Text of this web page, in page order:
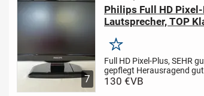
7
Philips Full HD Pixel-
Lautsprecher, TOP
Buchsen. Mit XORO
OVP
Merken
Full HD Pixel-Plus, SEHR
gepflegt Herausragend
l - H D - P i x e l - P l u s "- B i l
130 €VB